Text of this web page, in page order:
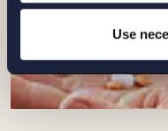
Use